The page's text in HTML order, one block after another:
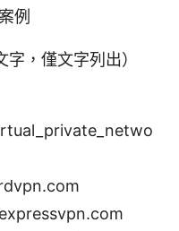
例
，僅文字列出）